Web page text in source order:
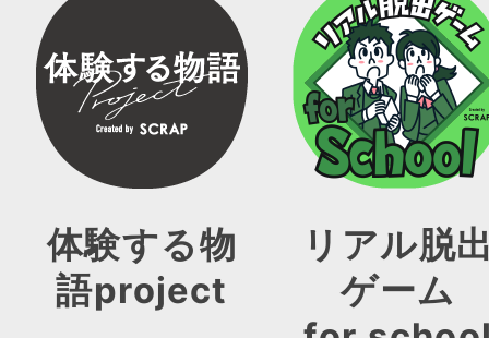
体験する物
語project
リアル脱
ゲーム